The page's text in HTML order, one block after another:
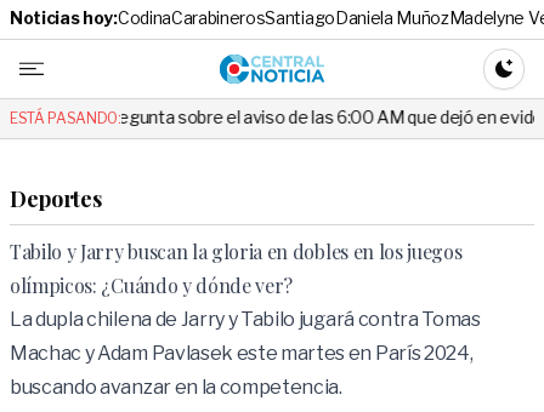
Noticias hoy:CodinaCarabinerosSantiagoDaniela MuñozMadelyne
Central
ESTÁ PASANDO:
pregunta sobre el aviso de las 6:00 AM que dejó en evidencia al
Deportes
Tabilo y Jarry buscan la gloria en dobles en los juegos
olímpicos: ¿Cuándo y dónde ver?
La dupla chilena de Jarry y Tabilo jugará contra Tomas
Machac y Adam Pavlasek este martes en París 2024,
buscando avanzar en la competencia.